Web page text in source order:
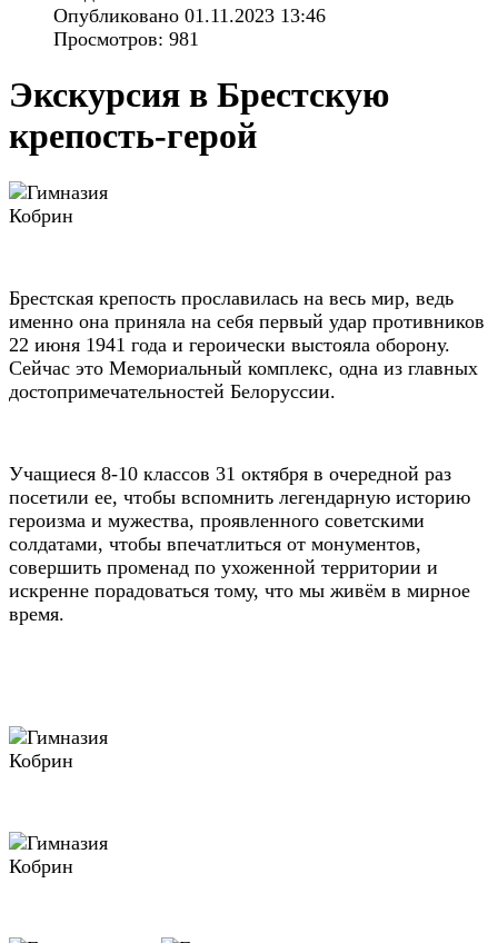
Опубликовано 01.11.2023 13:46
Просмотров: 981
Экскурсия в Брестскую
крепость-герой
Брестская крепость прославилась на весь мир, ведь
именно она приняла на себя первый удар противников
22 июня 1941 года и героически выстояла оборону.
Сейчас это Мемориальный комплекс, одна из главных
достопримечательностей Белоруссии.
Учащиеся 8-10 классов 31 октября в очередной раз
посетили ее, чтобы вспомнить легендарную историю
героизма и мужества, проявленного советскими
солдатами, чтобы впечатлиться от монументов,
совершить променад по ухоженной территории и
искренне порадоваться тому, что мы живём в мирное
время.